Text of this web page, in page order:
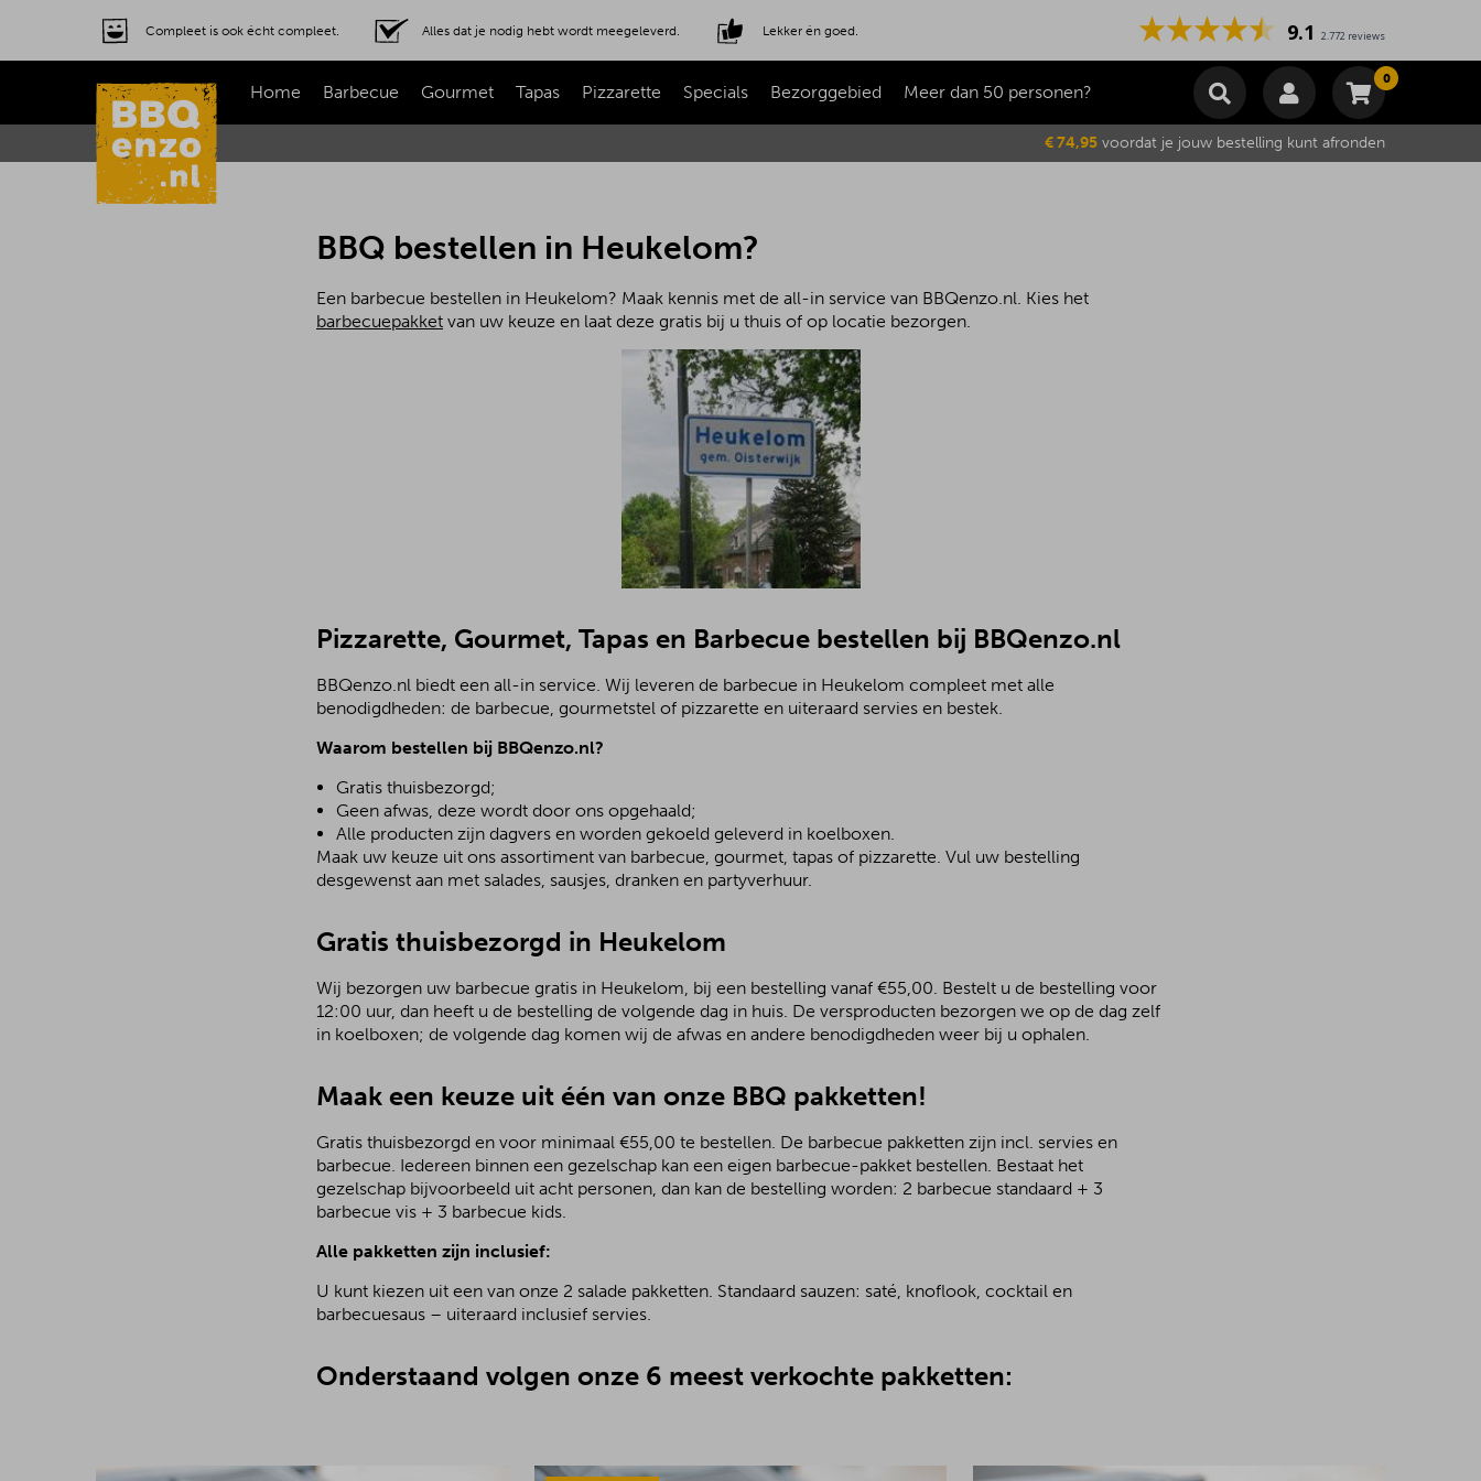
Compleet is ook écht compleet. Alles dat je nodig hebt wordt meegeleverd. Lekker én goed. 9.1 2.772 reviews
Home Barbecue Gourmet Tapas Pizzarette Specials Bezorggebied Meer dan 50 personen?
0
Winkelmand
Subtotaal €0,00
€ 74,95 voordat je jouw bestelling kunt afronden
BBQ bestellen in Heukelom?
Een barbecue bestellen in Heukelom? Maak kennis met de all-in service van BBQenzo.nl. Kies het
barbecuepakket van uw keuze en laat deze gratis bij u thuis of op locatie bezorgen.
Pizzarette, Gourmet, Tapas en Barbecue bestellen bij BBQenzo.nl
BBQenzo.nl biedt een all-in service. Wij leveren de barbecue in Heukelom compleet met alle
benodigdheden: de barbecue, gourmetstel of pizzarette en uiteraard servies en bestek.
Waarom bestellen bij BBQenzo.nl?
Gratis thuisbezorgd;
Geen afwas, deze wordt door ons opgehaald;
Alle producten zijn dagvers en worden gekoeld geleverd in koelboxen.
Maak uw keuze uit ons assortiment van barbecue, gourmet, tapas of pizzarette. Vul uw bestelling
desgewenst aan met salades, sausjes, dranken en partyverhuur.
Gratis thuisbezorgd in Heukelom
Wij bezorgen uw barbecue gratis in Heukelom, bij een bestelling vanaf €55,00. Bestelt u de bestelling voor
12:00 uur, dan heeft u de bestelling de volgende dag in huis. De versproducten bezorgen we op de dag zelf
in koelboxen; de volgende dag komen wij de afwas en andere benodigdheden weer bij u ophalen.
Maak een keuze uit één van onze BBQ pakketten!
Gratis thuisbezorgd en voor minimaal €55,00 te bestellen. De barbecue pakketten zijn incl. servies en
barbecue. Iedereen binnen een gezelschap kan een eigen barbecue-pakket bestellen. Bestaat het
gezelschap bijvoorbeeld uit acht personen, dan kan de bestelling worden: 2 barbecue standaard + 3
barbecue vis + 3 barbecue kids.
Alle pakketten zijn inclusief:
U kunt kiezen uit een van onze 2 salade pakketten. Standaard sauzen: saté, knoflook, cocktail en
barbecuesaus – uiteraard inclusief servies.
Onderstaand volgen onze 6 meest verkochte pakketten: